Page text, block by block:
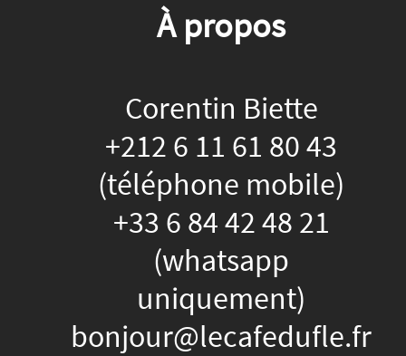
À propos
Corentin Biette
+212 6 11 61 80 43
(téléphone mobile)
+33 6 84 42 48 21
(whatsapp
uniquement)
bonjour@lecafedufle.fr